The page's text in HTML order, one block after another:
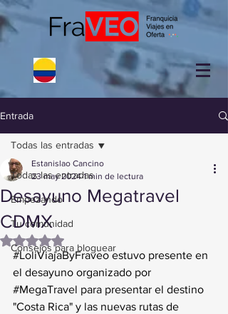
Entrada
Todas las entradas
Empezando
Tu comunidad
Consejos para bloguear
Todas las entradas
Desayuno Megatravel
CDMX
Estanislao Cancino
23 may 2024 1 min de lectura
Obtuvo NaN de 5 estrellas.
#LoliViajaByFraveo estuvo presente en
el desayuno organizado por
#MegaTravel para presentar el destino
"Costa Rica" y las nuevas rutas de